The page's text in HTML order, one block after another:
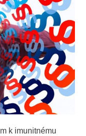
k imunitnému